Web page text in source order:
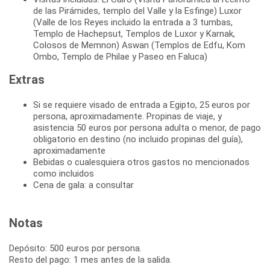
de las Pirámides, templo del Valle y la Esfinge) Luxor
(Valle de los Reyes incluido la entrada a 3 tumbas,
Templo de Hachepsut, Templos de Luxor y Karnak,
Colosos de Memnon) Aswan (Templos de Edfu, Kom
Ombo, Templo de Philae y Paseo en Faluca)
Extras
Si se requiere visado de entrada a Egipto, 25 euros por
persona, aproximadamente. Propinas de viaje, y
asistencia 50 euros por persona adulta o menor, de pago
obligatorio en destino (no incluido propinas del guía),
aproximadamente
Bebidas o cualesquiera otros gastos no mencionados
como incluidos
Cena de gala: a consultar
Notas
Depósito: 500 euros por persona.
Resto del pago: 1 mes antes de la salida.